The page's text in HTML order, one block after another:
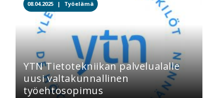
08.04.2025 | Työelämä
YTN Tietotekniikan palvelualalle
uusi valtakunnallinen
työehtosopimus